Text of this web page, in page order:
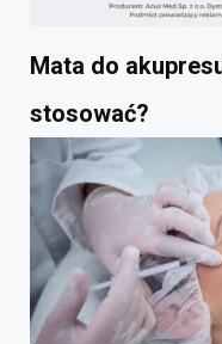
Mata do
stosować?